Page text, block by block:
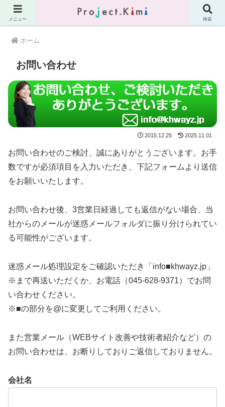
ホーム
お問い合わせ
2015.12.25 2025.11.01
お問い合わせのご検討、誠にありがとうございます。お手
数ですが必須項目を入力いただき、下記フォームより送信
をお願いいたします。
お問い合わせ後、 3営業日 経過しても返信がない場合、当
社からのメールが迷惑メールフォルダに振り分けられてい
る可能性がございます。
迷惑メール処理設定をご確認いただき「info■khwayz.jp」
※まで再送いただくか、お電話（045-628-9371）でお問
い合わせください。
※■の部分を@に変更してご利用ください。
また営業メール（WEBサイト改善や技術者紹介など）の
お問い合わせは、お断りしておりご返信しておりません。
会社名
メニュー 検索